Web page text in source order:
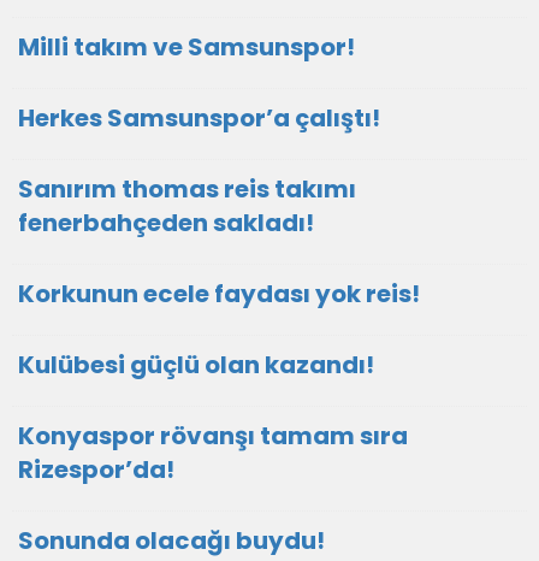
Milli takım ve Samsunspor!
Herkes Samsunspor’a çalıştı!
Sanırım thomas reis takımı
fenerbahçeden sakladı!
Korkunun ecele faydası yok reis!
Kulübesi güçlü olan kazandı!
Konyaspor rövanşı tamam sıra
Rizespor’da!
Sonunda olacağı buydu!